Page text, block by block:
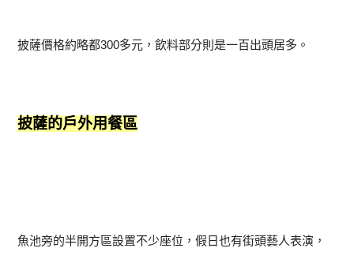
披薩價格約略都300多元，飲料部分則是一百出頭居多。
披薩的戶外用餐區
魚池旁的半開方區設置不少座位，假日也有街頭藝人表演，